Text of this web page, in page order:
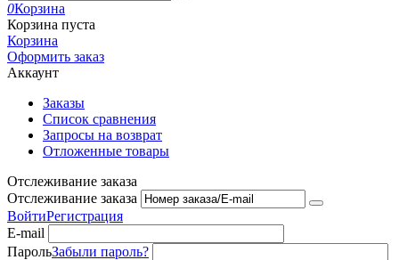
0Корзина
Корзина пуста
Корзина
Оформить заказ
Аккаунт
Заказы
Список сравнения
Запросы на возврат
Отложенные товары
Отслеживание заказа
Отслеживание заказа
ВойтиРегистрация
E-mail
ПарольЗабыли пароль?